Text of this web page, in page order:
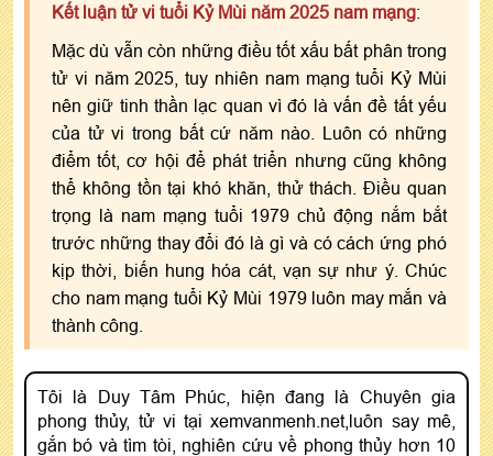
Kết luận tử vi tuổi Kỷ Mùi năm 2025 nam mạng:
Mặc dù vẫn còn những điều tốt xấu bất phân trong
tử vi năm 2025, tuy nhiên nam mạng tuổi Kỷ Mùi
nên giữ tinh thần lạc quan vì đó là vấn đề tất yếu
của tử vi trong bất cứ năm nào. Luôn có những
điểm tốt, cơ hội để phát triển nhưng cũng không
thể không tồn tại khó khăn, thử thách. Điều quan
trọng là nam mạng tuổi 1979 chủ động nắm bắt
trước những thay đổi đó là gì và có cách ứng phó
kịp thời, biến hung hóa cát, vạn sự như ý. Chúc
cho nam mạng tuổi Kỷ Mùi 1979 luôn may mắn và
thành công.
Tôi là Duy Tâm Phúc, hiện đang là Chuyên gia
phong thủy, tử vi tại xemvanmenh.net,luôn say mê,
gắn bó và tìm tòi, nghiên cứu về phong thủy hơn 10